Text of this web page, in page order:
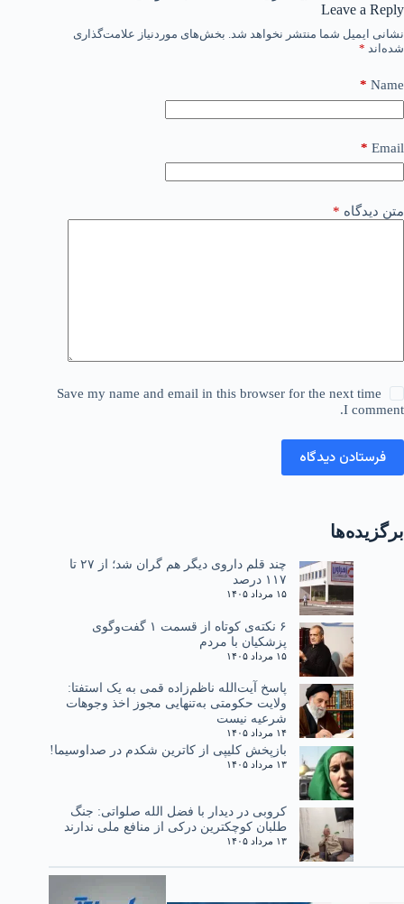
Leave a Reply
نشانی ایمیل شما منتشر نخواهد شد. بخش‌های موردنیاز علامت‌گذاری
شده‌اند *
Name
*
Email
*
متن دیدگاه *
Save my name and email in this browser for the next time
I comment.
فرستادن دیدگاه
برگزیده‌ها
چند قلم داروی دیگر هم گران شد؛ از ۲۷ تا
۱۱۷ درصد
۱۵ مرداد ۱۴۰۵
۶ نکته‌ی کوتاه از قسمت ۱ گفت‌وگوی
پزشکیان با مردم
۱۵ مرداد ۱۴۰۵
پاسخ آیت‌الله ناظم‌زاده قمی به یک استفتا:
ولایت حکومتی به‌تنهایی مجوز اخذ وجوهات
شرعیه نیست
۱۴ مرداد ۱۴۰۵
بازپخش کلیپی از کاترین شکدم در صداوسیما!
۱۳ مرداد ۱۴۰۵
کروبی در دیدار با فضل الله صلواتی: جنگ
طلبان کوچکترین درکی از منافع ملی ندارند
۱۳ مرداد ۱۴۰۵